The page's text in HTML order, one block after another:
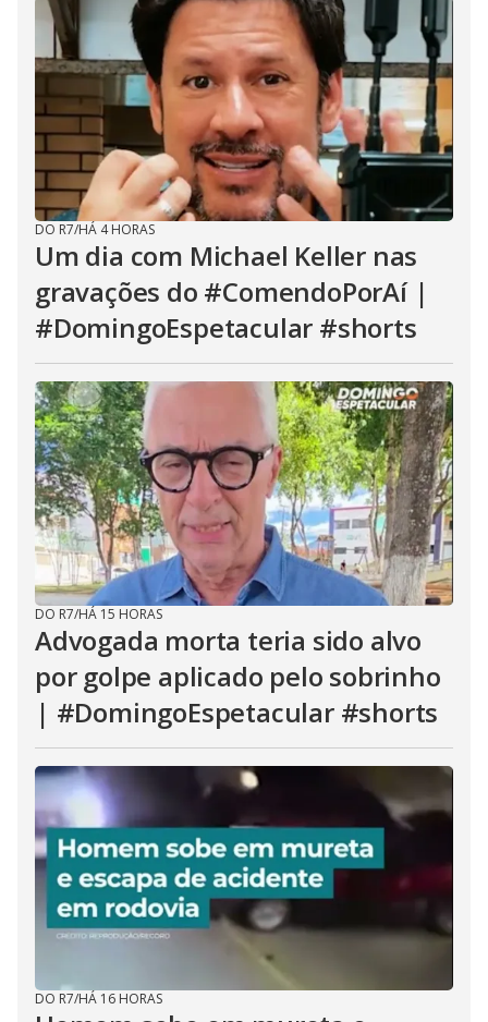
DO R7/HÁ 4 HORAS
Um dia com Michael Keller nas
gravações do #ComendoPorAí |
#DomingoEspetacular #shorts
DO R7/HÁ 15 HORAS
Advogada morta teria sido alvo
por golpe aplicado pelo sobrinho
| #DomingoEspetacular #shorts
DO R7/HÁ 16 HORAS